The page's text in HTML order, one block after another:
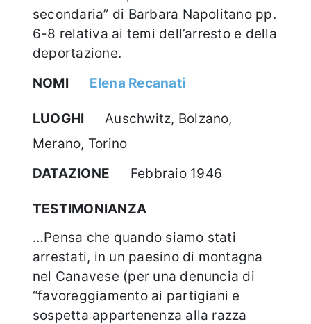
secondaria” di Barbara Napolitano pp.
6-8 relativa ai temi dell’arresto e della
deportazione.
NOMI
Elena Recanati
LUOGHI Auschwitz, Bolzano,
Merano, Torino
DATAZIONE
Febbraio 1946
TESTIMONIANZA
…Pensa che quando siamo stati
arrestati, in un paesino di montagna
nel Canavese (per una denuncia di
“favoreggiamento ai partigiani e
sospetta appartenenza alla razza